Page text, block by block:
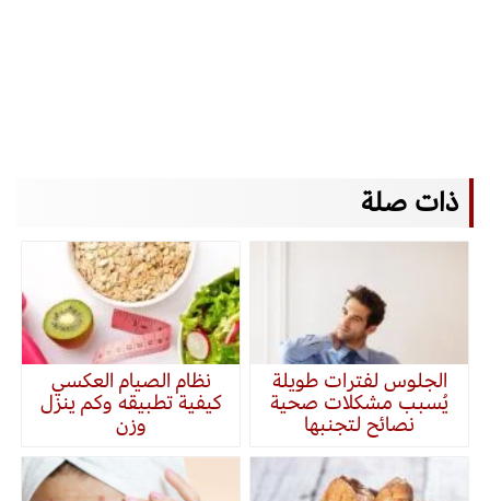
ذات صلة
الجلوس لفترات طويلة
يُسبب مشكلات صحية
نصائح لتجنبها
نظام الصيام العكسي
كيفية تطبيقه وكم ينزل
وزن